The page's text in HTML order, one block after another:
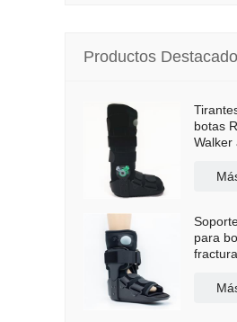
Productos
botas
Walker
suela
para